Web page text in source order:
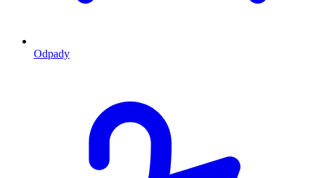
Odpady